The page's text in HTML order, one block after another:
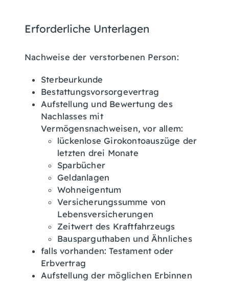
Erforderliche Unterlagen
Nachweise der verstorbenen Person:
Sterbeurkunde
Bestattungsvorsorgevertrag
Aufstellung und Bewertung des
Nachlasses mit
Vermögensnachweisen, vor allem:
lückenlose Girokontoauszüge der
letzten drei Monate
Sparbücher
Geldanlagen
Wohneigentum
Versicherungssumme von
Lebensversicherungen
Zeitwert des Kraftfahrzeugs
Bausparguthaben und Ähnliches
falls vorhanden: Testament oder
Erbvertrag
Aufstellung der möglichen Erbinnen